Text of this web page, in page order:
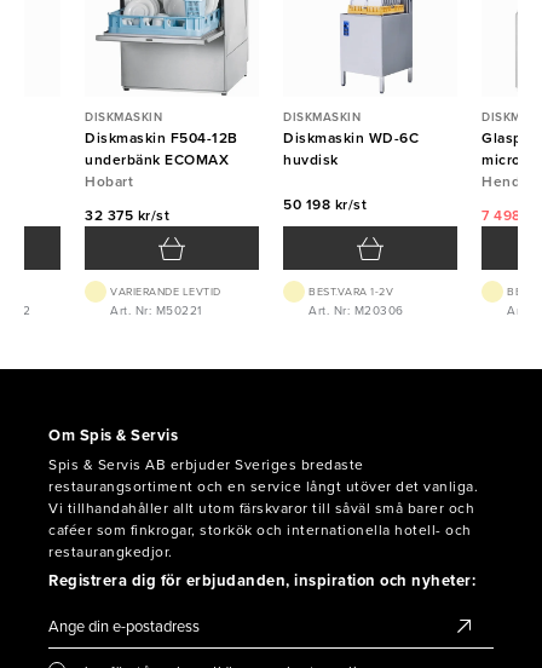
DISKMASKIN
Diskmaskin F504-12B
underbänk ECOMAX
Hobart
32 375 kr/st
VARIERANDE LEVTID
Art. Nr: M50221
DISKMASKIN
Diskmaskin WD-6C
huvdisk
50 198 kr/st
BEST.VARA 1-2V
Art. Nr: M20306
HENDI
Hendi
7 498
Art.
Om Spis & Servis
Spis & Servis AB erbjuder Sveriges bredaste
restaurangsortiment och en service långt utöver det vanliga.
Vi tillhandahåller allt utom färskvaror till såväl små barer och
caféer som finkrogar, storkök och internationella hotell- och
restaurangkedjor.
Registrera dig för erbjudanden, inspiration och nyheter: